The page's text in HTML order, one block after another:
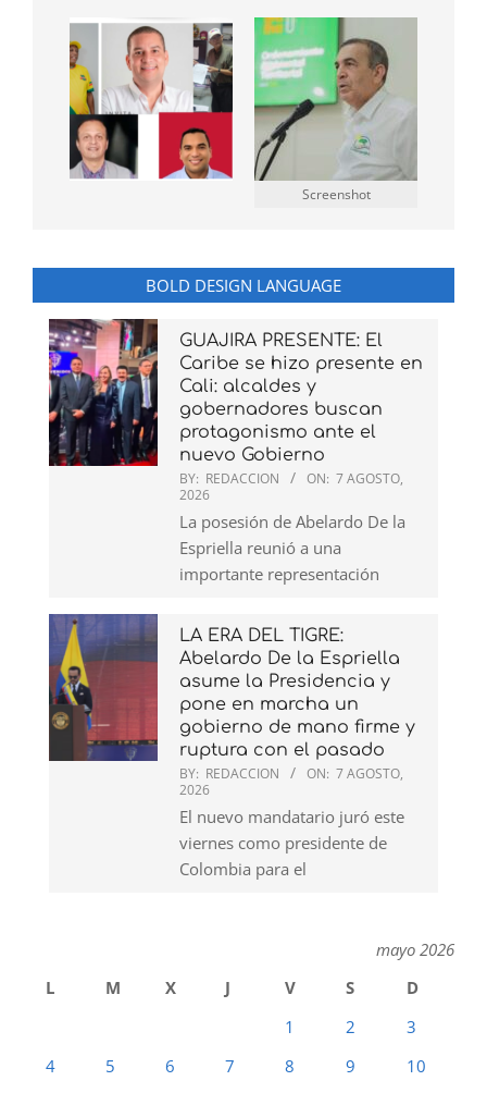
Screenshot
BOLD DESIGN LANGUAGE
GUAJIRA PRESENTE: El
Caribe se hizo presente en
Cali: alcaldes y
gobernadores buscan
protagonismo ante el
nuevo Gobierno
BY: REDACCION ON: 7 AGOSTO,
2026
La posesión de Abelardo De la
Espriella reunió a una
importante representación
LA ERA DEL TIGRE:
Abelardo De la Espriella
asume la Presidencia y
pone en marcha un
gobierno de mano firme y
ruptura con el pasado
BY: REDACCION ON: 7 AGOSTO,
2026
El nuevo mandatario juró este
viernes como presidente de
Colombia para el
mayo 2026
L
M X J V S
D
1
2
3
4
5 6 7 8 9
10